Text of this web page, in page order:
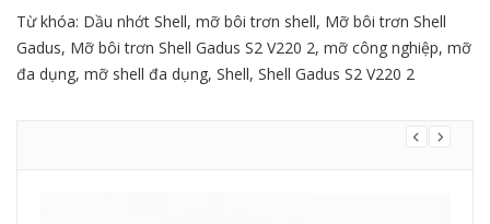
Từ khóa: Dầu nhớt Shell, mỡ bôi trơn shell, Mỡ bôi trơn Shell
Gadus, Mỡ bôi trơn Shell Gadus S2 V220 2, mỡ công nghiệp, mỡ
đa dụng, mỡ shell đa dụng, Shell, Shell Gadus S2 V220 2